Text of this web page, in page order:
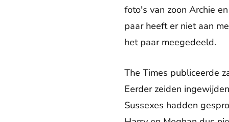
foto's van zoon Archie
paar heeft er niet aan
het paar meegedeeld.
The Times publiceerde
Eerder zeiden
Sussexes hadden